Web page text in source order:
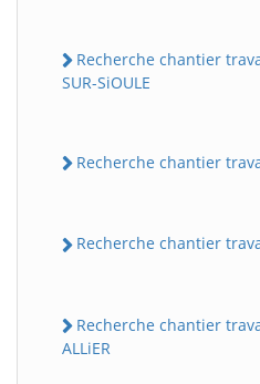
Recherche chantier
SUR-SiOULE
Recherche chantier
Recherche chantier
Recherche chantier
ALLiER